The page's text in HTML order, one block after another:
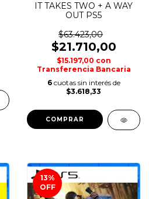
IT TAKES TWO + A WAY
OUT PS5
$63.423,00
$21.710,00
$15.197,00 con
Transferencia Bancaria
6 cuotas sin interés de
$3.618,33
COMPRAR
13%
OFF